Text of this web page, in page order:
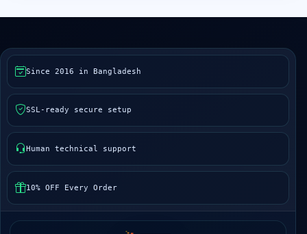
Since 2016 in Bangladesh
SSL-ready secure setup
Human technical support
10% OFF Every Order